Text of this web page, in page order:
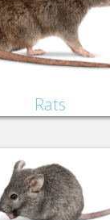
Rats